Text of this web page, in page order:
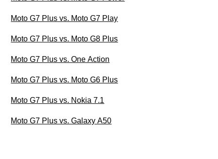
Moto G7 Plus vs. Moto G7 Play
Moto G7 Plus vs. Moto G8 Plus
Moto G7 Plus vs. One Action
Moto G7 Plus vs. Moto G6 Plus
Moto G7 Plus vs. Nokia 7.1
Moto G7 Plus vs. Galaxy A50